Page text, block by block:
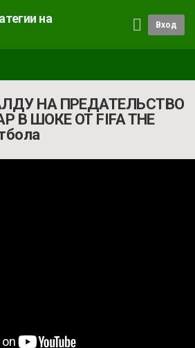
на
Вход
НА ПРЕДАТЕЛЬСТВО
В ШОКЕ ОТ FIFA THE